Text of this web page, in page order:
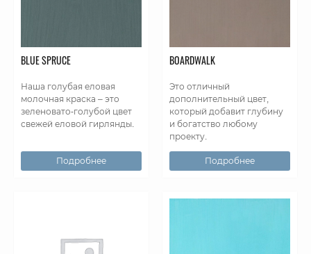
BLUE SPRUCE
Наша голубая еловая
молочная краска – это
зеленовато-голубой цвет
свежей еловой гирлянды.
Подробнее
BOARDWALK
Это отличный
дополнительный цвет,
который добавит глубину
и богатство любому
проекту.
Подробнее